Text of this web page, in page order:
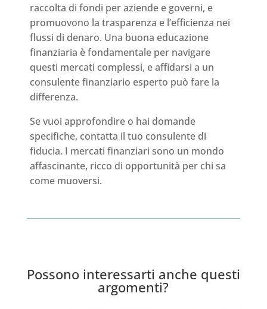
raccolta di fondi per aziende e governi, e
promuovono la trasparenza e l’efficienza nei
flussi di denaro. Una buona educazione
finanziaria è fondamentale per navigare
questi mercati complessi, e affidarsi a un
consulente finanziario esperto può fare la
differenza.
Se vuoi approfondire o hai domande
specifiche, contatta il tuo consulente di
fiducia. I mercati finanziari sono un mondo
affascinante, ricco di opportunità per chi sa
come muoversi.
Possono interessarti anche questi
argomenti?